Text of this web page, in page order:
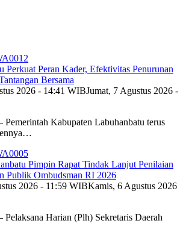
Perkuat Peran Kader, Efektivitas Penurunan
Bersama
2026 - 14:41 WIBJumat, 7 Agustus 2026 -
Kabupaten Labuhanbatu terus
Pimpin Rapat Tindak Lanjut Penilaian
Publik Ombudsman RI 2026
2026 - 11:59 WIBKamis, 6 Agustus 2026
Harian (Plh) Sekretaris Daerah